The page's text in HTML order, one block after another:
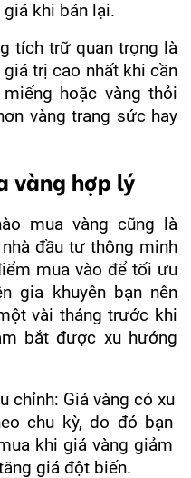
khi bán lại.
tích trữ quan trọng là
trị cao nhất khi cần
hoặc vàng thỏi
vàng trang sức hay
vàng hợp lý
mua vàng cũng là
đầu tư thông minh
mua vào để tối ưu
gia khuyên bạn nên
vài tháng trước khi
bắt được xu hướng
chỉnh: Giá vàng có xu
chu kỳ, do đó bạn
khi giá vàng giảm
giá đột biến.